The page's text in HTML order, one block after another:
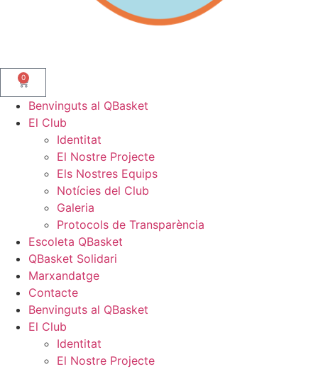
0
Benvinguts al QBasket
El Club
Identitat
El Nostre Projecte
Els Nostres Equips
Notícies del Club
Galeria
Protocols de Transparència
Escoleta QBasket
QBasket Solidari
Marxandatge
Contacte
Benvinguts al QBasket
El Club
Identitat
El Nostre Projecte